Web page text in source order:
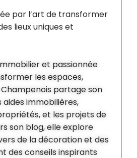
par l’art de transformer
lieux uniques et
et passionnée
les espaces,
partage son
immobilières,
et les projets de
son blog, elle explore
de la décoration et des
des conseils inspirants